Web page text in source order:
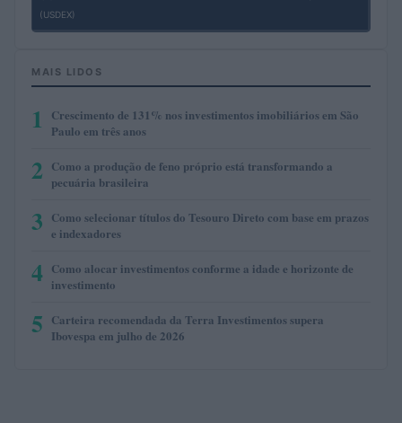
(USDEX)
MAIS LIDOS
1
Crescimento de 131% nos investimentos imobiliários em São
Paulo em três anos
2 Como a produção de feno próprio está transformando a
pecuária brasileira
3 Como selecionar títulos do Tesouro Direto com base em prazos
e indexadores
4 Como alocar investimentos conforme a idade e horizonte de
investimento
5 Carteira recomendada da Terra Investimentos supera
Ibovespa em julho de 2026